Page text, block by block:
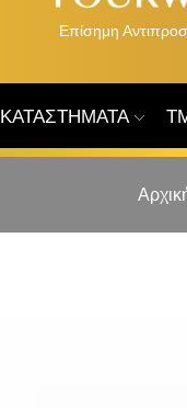
ΚΑΤΑΣΤΉΜΑΤΑ